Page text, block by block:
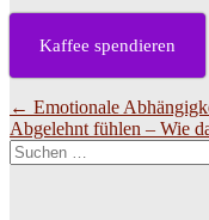
Kaffee spendieren
Beitragsnavigation
← Emotionale
Abgelehnt fühlen – Wie
Suchen
nach: